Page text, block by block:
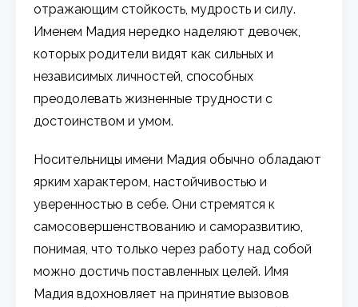
отражающим стойкость, мудрость и силу.
Именем Мадия нередко наделяют девочек,
которых родители видят как сильных и
независимых личностей, способных
преодолевать жизненные трудности с
достоинством и умом.
Носительницы имени Мадия обычно обладают
ярким характером, настойчивостью и
уверенностью в себе. Они стремятся к
самосовершенствованию и саморазвитию,
понимая, что только через работу над собой
можно достичь поставленных целей. Имя
Мадия вдохновляет на принятие вызовов